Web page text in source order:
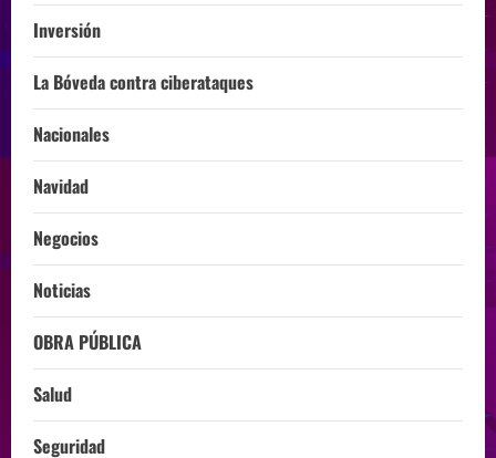
Inversión
La Bóveda contra ciberataques
Nacionales
Navidad
Negocios
Noticias
OBRA PÚBLICA
Salud
Seguridad